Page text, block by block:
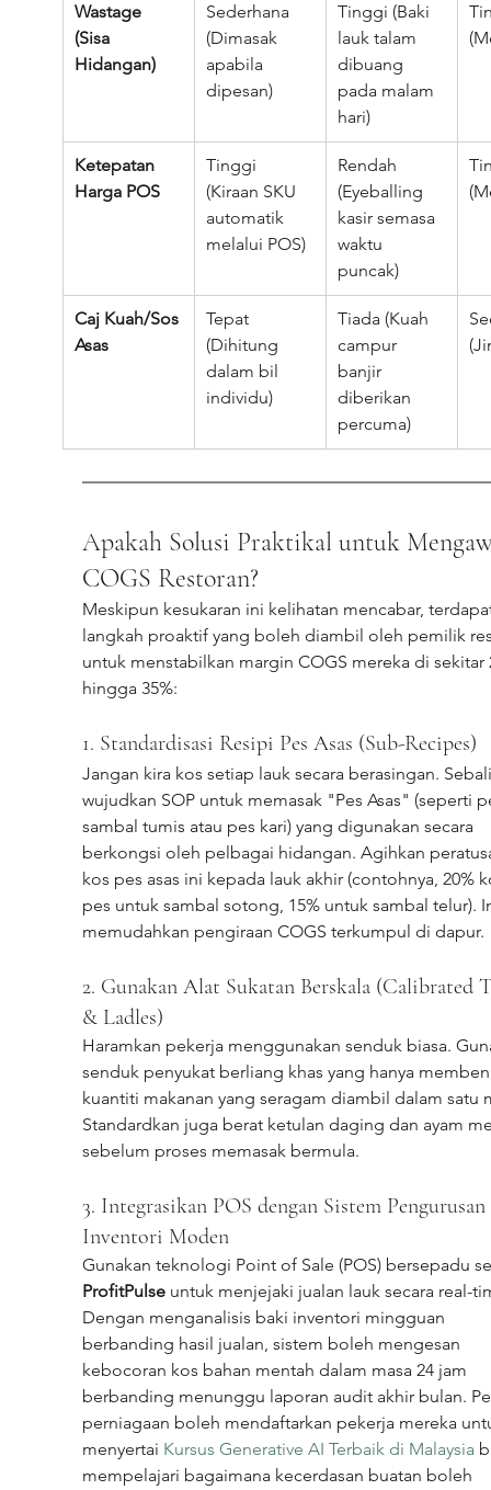
Wastage
(Sisa
Hidangan)
Sederhana
(Dimasak
apabila
dipesan)
Tinggi (Baki
lauk talam
dibuang
pada malam
hari)
Ketepatan
Harga POS
Tinggi
(Kiraan SKU
automatik
melalui POS)
Rendah
(Eyeballing
kasir semasa
waktu
puncak)
Caj Kuah/Sos
Asas
Tepat
(Dihitung
dalam bil
individu)
Tiada (Kuah
campur
banjir
diberikan
percuma)
Apakah Solusi Praktikal untuk
COGS Restoran?
Meskipun kesukaran ini kelihatan mencabar,
langkah proaktif yang boleh diambil oleh pemilik
untuk menstabilkan margin COGS mereka di sekitar
hingga 35%:
1. Standardisasi Resipi Pes Asas (Sub-Recipes)
Jangan kira kos setiap lauk secara berasingan.
wujudkan SOP untuk memasak "Pes Asas" (seperti
sambal tumis atau pes kari) yang digunakan secara
berkongsi oleh pelbagai hidangan. Agihkan
kos pes asas ini kepada lauk akhir (contohnya, 20%
pes untuk sambal sotong, 15% untuk sambal telur).
memudahkan pengiraan COGS terkumpul di dapur.
2. Gunakan Alat Sukatan Berskala (Calibrated
& Ladles)
Haramkan pekerja menggunakan senduk biasa.
senduk penyukat berliang khas yang hanya
kuantiti makanan yang seragam diambil dalam satu
Standardkan juga berat ketulan daging dan ayam
sebelum proses memasak bermula.
3. Integrasikan POS dengan Sistem Pengurusan
Inventori Moden
Gunakan teknologi Point of Sale (POS) bersepadu
ProfitPulse untuk menjejaki jualan lauk secara real-
Dengan menganalisis baki inventori mingguan
berbanding hasil jualan, sistem boleh mengesan
kebocoran kos bahan mentah dalam masa 24 jam
berbanding menunggu laporan audit akhir bulan.
perniagaan boleh mendaftarkan pekerja mereka
menyertai Kursus Generative AI Terbaik di Malaysia
mempelajari bagaimana kecerdasan buatan boleh